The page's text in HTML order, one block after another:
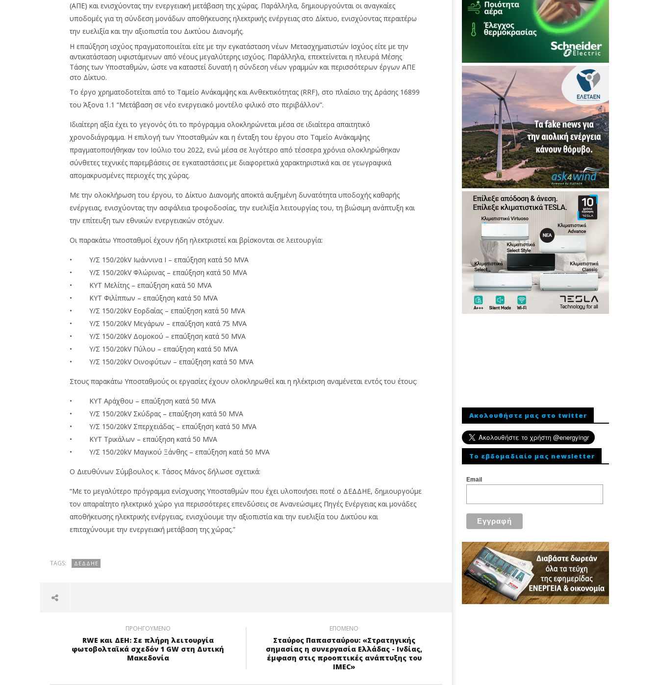
ΔΕΔΔΗΕ: Oλοκληρώνει το
μεγαλύτερο πρόγραμμα
ενίσχυσης ισχύος υποσταθμών
150/20kV στην Ελλάδα
29/06/2026
press-
room
ΔΕΔΔΗΕ: Ανακοίνωση σχετικά με
δημόσιες αναφορές για τα αίτια
εκδήλωσης πυρκαγιών
press-
Ρευματοκλοπές: Πώς η μείωσή
τους μπορεί να οδηγήσει σε
29/06/2026
press-
room
Ο ΔΕΔΔΗΕ εφιστά την προσοχή
των πελατών του για την
αποφυγή εξαπάτησης
29/06/2026
(ΑΠΕ) και ενισχύοντας την ενεργειακή μετάβαση της χώρας. Παράλληλα, δημιουργούνται οι αναγκαίες
υποδομές για τη σύνδεση μονάδων αποθήκευσης ηλεκτρικής ενέργειας στο Δίκτυο, ενισχύοντας περαιτέρω
την ευελιξία και την αξιοπιστία του Δικτύου Διανομής.
Η επαύξηση ισχύος πραγματοποιείται είτε με την εγκατάσταση νέων Μετασχηματιστών Ισχύος είτε με την
αντικατάσταση υφιστάμενων από νέους μεγαλύτερης ισχύος. Παράλληλα, επεκτείνεται η πλευρά Μέσης
Τάσης των Υποσταθμών, ώστε να καταστεί δυνατή η σύνδεση νέων γραμμών και περισσότερων έργων ΑΠΕ
στο Δίκτυο.
Το έργο χρηματοδοτείται από το Ταμείο Ανάκαμψης και Ανθεκτικότητας (RRF), στο πλαίσιο της Δράσης 16899
του Άξονα 1.1 “Μετάβαση σε νέο ενεργειακό μοντέλο φιλικό στο περιβάλλον”.
Ιδιαίτερη αξία έχει το γεγονός ότι το πρόγραμμα ολοκληρώνεται μέσα σε ιδιαίτερα απαιτητικό
χρονοδιάγραμμα. Η επιλογή των Υποσταθμών και η ένταξη του έργου στο Ταμείο Ανάκαμψης
πραγματοποιήθηκαν τον Ιούλιο του 2022, ενώ μέσα σε λιγότερο από τέσσερα χρόνια ολοκληρώθηκαν
σύνθετες τεχνικές παρεμβάσεις σε εγκαταστάσεις με διαφορετικά χαρακτηριστικά και σε γεωγραφικά
απομακρυσμένες περιοχές της χώρας.
Με την ολοκλήρωση του έργου, το Δίκτυο Διανομής αποκτά αυξημένη δυνατότητα υποδοχής καθαρής
ενέργειας, ενισχύοντας την ασφάλεια τροφοδοσίας, την ευελιξία λειτουργίας του, τη βιώσιμη ανάπτυξη και
την επίτευξη των εθνικών ενεργειακών στόχων.
Οι παρακάτω Υποσταθμοί έχουν ήδη ηλεκτριστεί και βρίσκονται σε λειτουργία:
• Υ/Σ 150/20kV Ιωάννινα Ι – επαύξηση κατά 50 MVA
• Υ/Σ 150/20kV Φλώρινας – επαύξηση κατά 50 MVA
• ΚΥΤ Μελίτης – επαύξηση κατά 50 MVA
• ΚΥΤ Φιλίππων – επαύξηση κατά 50 MVA
• Υ/Σ 150/20kV Εορδαίας – επαύξηση κατά 50 MVA
• Υ/Σ 150/20kV Μεγάρων – επαύξηση κατά 75 MVA
• Υ/Σ 150/20kV Δομοκού – επαύξηση κατά 50 MVA
• Υ/Σ 150/20kV Πύλου – επαύξηση κατά 50 MVA
• Υ/Σ 150/20kV Οινοφύτων – επαύξηση κατά 50 MVA
Στους παρακάτω Υποσταθμούς οι εργασίες έχουν ολοκληρωθεί και η ηλέκτριση αναμένεται εντός του έτους:
• ΚΥΤ Αράχθου – επαύξηση κατά 50 MVA
• Υ/Σ 150/20kV Σκύδρας – επαύξηση κατά 50 MVA
• Υ/Σ 150/20kV Σπερχειάδας – επαύξηση κατά 50 MVA
• ΚΥΤ Τρικάλων – επαύξηση κατά 50 MVA
• Υ/Σ 150/20kV Μαγικού Ξάνθης – επαύξηση κατά 50 MVA
Ο Διευθύνων Σύμβουλος κ. Τάσος Μάνος δήλωσε σχετικά:
“Με το μεγαλύτερο πρόγραμμα ενίσχυσης Υποσταθμών που έχει υλοποιήσει ποτέ ο ΔΕΔΔΗΕ, δημιουργούμε
τον απαραίτητο ηλεκτρικό χώρο για περισσότερες επενδύσεις σε Ανανεώσιμες Πηγές Ενέργειας και μονάδες
αποθήκευσης ηλεκτρικής ενέργειας, ενισχύουμε την αξιοπιστία και την ευελιξία του Δικτύου και
επιταχύνουμε την ενεργειακή μετάβαση της χώρας.”
TAGS: ΔΕΔΔΗΕ
ΠΡΟΗΓΟΎΜΕΝΟ
RWE και ΔΕΗ: Σε πλήρη λειτουργία
φωτοβολταϊκά σχεδόν 1 GW στη Δυτική
Μακεδονία
ΕΠΌΜΕΝΟ
Σταύρος Παπασταύρου: «Στρατηγικής
σημασίας η συνεργασία Ελλάδας - Ινδίας,
έμφαση στις προοπτικές ανάπτυξης του
IMEC»
Ακολουθήστε μας στο twitter
To εβδομαδιαίο μας newsletter
Email